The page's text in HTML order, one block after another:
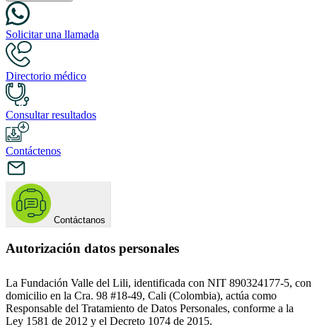
Solicitar una llamada
Directorio médico
Consultar resultados
Contáctenos
Contáctanos
Autorización datos personales
La Fundación Valle del Lili, identificada con NIT 890324177-5, con
domicilio en la Cra. 98 #18-49, Cali (Colombia), actúa como
Responsable del Tratamiento de Datos Personales, conforme a la
Ley 1581 de 2012 y el Decreto 1074 de 2015.